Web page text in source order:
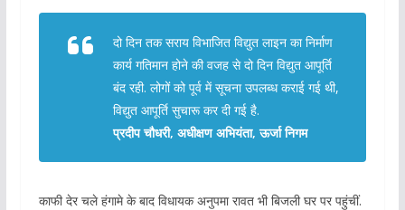
दो दिन तक सराय विभाजित विद्युत लाइन का निर्माण
कार्य गतिमान होने की वजह से दो दिन विद्युत आपूर्ति
बंद रही. लोगों को पूर्व में सूचना उपलब्ध कराई गई थी,
विद्युत आपूर्ति सुचारू कर दी गई है.
प्रदीप चौधरी, अधीक्षण अभियंता, ऊर्जा निगम
काफी देर चले हंगामे के बाद विधायक अनुपमा रावत भी बिजली घर पर पहुंचीं.